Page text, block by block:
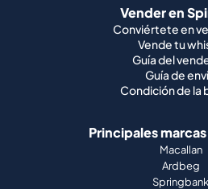
Vender en
Conviértete en
Vende tu
Guía del
Guía de
Condición de la
Principales
Macallan
Ardbeg
Springbank